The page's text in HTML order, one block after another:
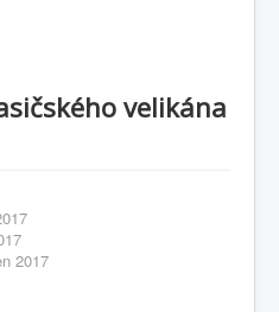
velikána
2017